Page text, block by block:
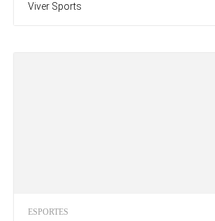
Viver Sports
ESPORTES